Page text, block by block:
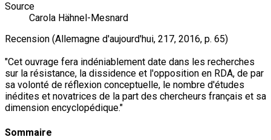
Source
Carola Hähnel-Mesnard
Recension (Allemagne d'aujourd'hui, 217, 2016, p. 65)
"Cet ouvrage fera indéniablement date dans les recherches
sur la résistance, la dissidence et l'opposition en RDA, de par
sa volonté de réflexion conceptuelle, le nombre d'études
inédites et novatrices de la part des chercheurs français et sa
dimension encyclopédique."
Sommaire